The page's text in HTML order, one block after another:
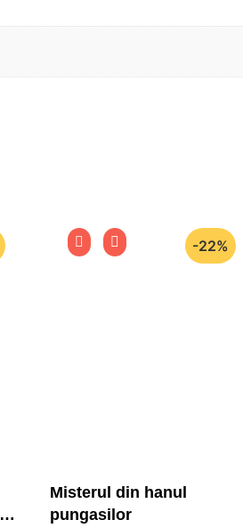
-22%
Misterul din hanul
pungasilor